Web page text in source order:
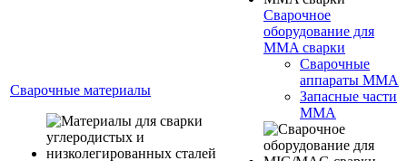
Сварочные материалы
Сварочное
оборудование для
MMA сварки
Сварочные
аппараты MMA
Запасные части
MMA